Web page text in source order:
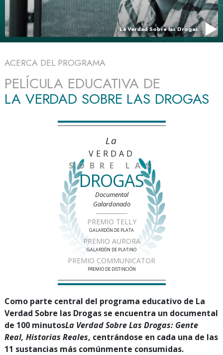
La Verdad Sobre las Drogas
ACERCA DEL PROGRAMA
PELÍCULA EDUCATIVA DE
LA VERDAD SOBRE LAS DROGAS
La
VERDAD
SOBRE LAS
DROGAS
Documental
Galardonado
PREMIO TELLY
GALARDÓN DE PLATA
PREMIO AURORA
GALARDÓN DE PLATINO
PREMIO COMMUNICATOR
PREMIO DE DISTINCIÓN
Como parte central del programa educativo de La
Verdad Sobre las Drogas se encuentra un documental
de 100 minutosLa Verdad Sobre Las Drogas: Gente
Real, Historias Reales, centrándose en cada una de las
11 sustancias más comúnmente consumidas.